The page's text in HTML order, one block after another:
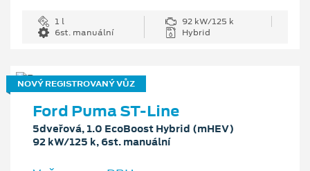
1 l
92 kW/125 k
6st. manuální
Hybrid
NOVÝ REGISTROVANÝ VŮZ
Ford Puma ST-Line
5dveřová, 1.0 EcoBoost Hybrid (mHEV)
92 kW/125 k, 6st. manuální